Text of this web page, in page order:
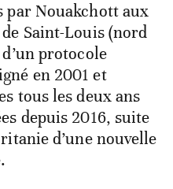
par Nouakchott aux
Saint-Louis (nord
protocole
en 2001 et
tous les deux ans
depuis 2016, suite
d’une nouvelle